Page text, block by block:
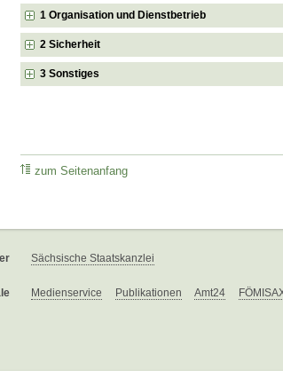
1 Organisation und Dienstbetrieb
2 Sicherheit
3 Sonstiges
zum Seitenanfang
Sächsische Staatskanzlei
Medienservice Publikationen Amt24